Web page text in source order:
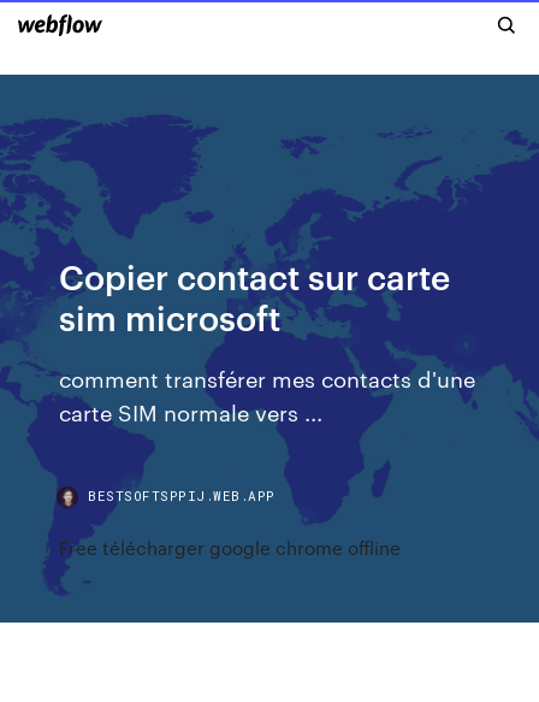
Copier contact sur carte
sim microsoft
comment transférer mes contacts d'une
carte SIM normale vers ...
BESTSOFTSPPIJ.WEB.APP
Free télécharger google chrome offline